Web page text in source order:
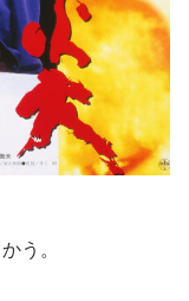
う。